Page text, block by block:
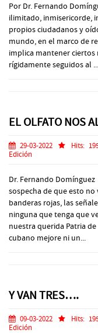
Por Dr. Fernando
ilimitado, inmisericorde,
propios ciudadanos y
mundo, en el marco de
implica mantener ciertos
rígidamente seguidos al ...
EL OLFATO NOS
29-03-2022 Hits:
Edición
Dr. Fernando
sospecha de que esto no
banderas rojas, las
ninguna que tenga que
nuestra querida Patria
cubano mejore ni un...
Y VAN TRES….
09-03-2022 Hits:
Edición